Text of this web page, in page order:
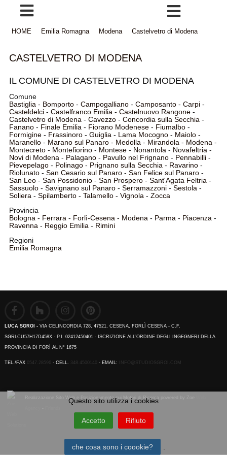
HOME Emilia Romagna Modena Castelvetro di Modena
CASTELVETRO DI MODENA
IL COMUNE DI CASTELVETRO DI MODENA
Comune
Bastiglia- Bomporto- Campogalliano- Camposanto- Carpi-
Casteldelci- Castelfranco Emilia- Castelnuovo Rangone-
Castelvetro di Modena- Cavezzo- Concordia sulla Secchia-
Fanano- Finale Emilia- Fiorano Modenese- Fiumalbo-
Formigine- Frassinoro- Guiglia- Lama Mocogno- Maiolo-
Maranello- Marano sul Panaro- Medolla- Mirandola- Modena-
Montecreto- Montefiorino- Montese- Nonantola- Novafeltria-
Novi di Modena- Palagano- Pavullo nel Frignano- Pennabilli-
Pievepelago- Polinago- Prignano sulla Secchia- Ravarino-
Riolunato- San Cesario sul Panaro- San Felice sul Panaro-
San Leo- San Possidonio- San Prospero- Sant'Agata Feltria-
Sassuolo- Savignano sul Panaro- Serramazzoni- Sestola-
Soliera- Spilamberto- Talamello- Vignola- Zocca
Provincia
Bologna- Ferrara- Forlì-Cesena- Modena- Parma- Piacenza-
Ravenna- Reggio Emilia- Rimini
Regioni
Emilia Romagna
LUCA SGROI - VIA CELINCORDIA 728, 47521, CESENA, FORLÌ CESENA - C.F.
SGRLCU57H17D458X - P.I. 02412450401 - ISCRIZIONE ALL’ORDINE DEGLI INGEGNERI DELLA
PROVINCIA DI FORÌ AL N° 1675
TEL./FAX 0547.28596 - CELL. 348.4500140 - EMAIL: INFO@STUDIOSGROI.COM
Realizzazione Sito Web e Posizionamento sui Motori di Ricerca powered by Zoe
Emilia Romagna
Questo sito utilizza i cookies
Accetto Rifiuto
che cosa sono i coookie? .